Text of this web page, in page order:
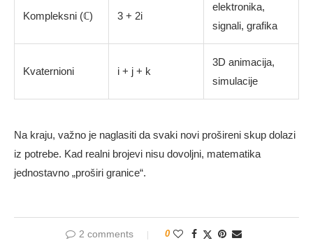
Kompleksni (ℂ) 3 + 2i
elektronika,
signali, grafika
Kvaternioni i + j + k
3D animacija,
simulacije
Na kraju, važno je naglasiti da svaki novi prošireni skup dolazi
iz potrebe. Kad realni brojevi nisu dovoljni, matematika
jednostavno „proširi granice“.
2 comments 0